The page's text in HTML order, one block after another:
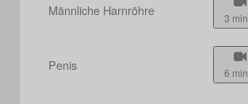
Männliche Harnröhre 3 min
Penis 6 min